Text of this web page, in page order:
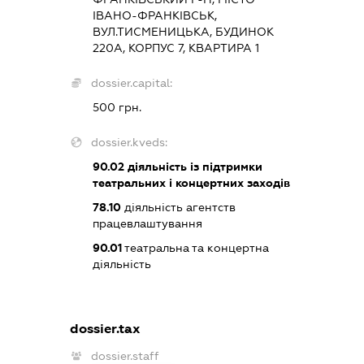
ІВАНО-ФРАНКІВСЬК,
ВУЛ.ТИСМЕНИЦЬКА, БУДИНОК
220А, КОРПУС 7, КВАРТИРА 1
dossier.capital:
500 грн.
dossier.kveds:
90.02 діяльність із підтримки
театральних і концертних заходів
78.10 діяльність агентств
працевлаштування
90.01театральна та концертна
діяльність
dossier.tax
dossier.staff